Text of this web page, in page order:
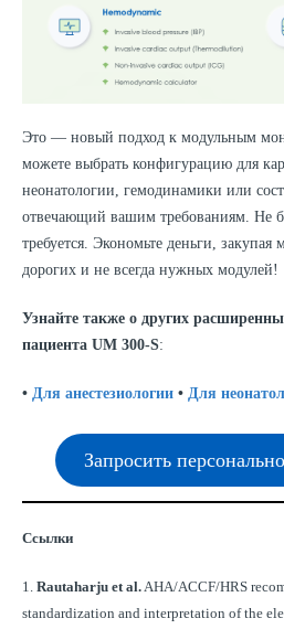
Это — новый подход к модульным
можете выбрать конфигурацию для
неонатологии, гемодинамики или
отвечающий вашим требованиям. Не
требуется. Экономьте деньги, закупая
дорогих и не всегда нужных модулей!
Узнайте также о других
пациента UM 300-S:
• Для анестезиологии • Для
Запросить
Ссылки
1. Rautaharju et al.AHA/ACCF/HRS
standardization and interpretation of the